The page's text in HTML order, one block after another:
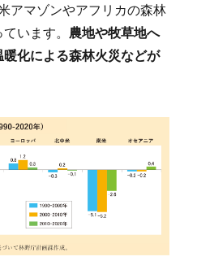
アマゾンやアフリカの森林
います。 農地や牧草地へ
化による森林火災などが